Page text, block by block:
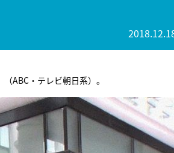
（ABC・テレビ朝日系）。
『アイ＝ラブ！げーみん